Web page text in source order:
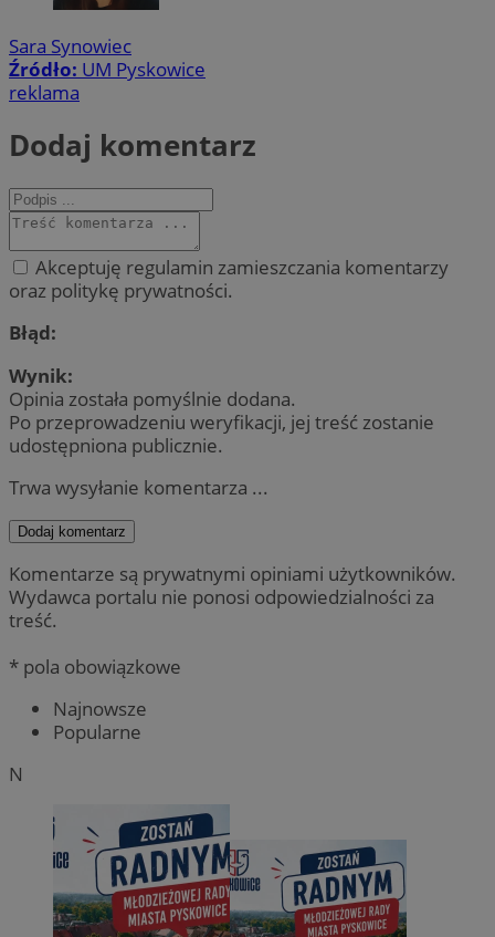
Sara Synowiec
Źródło: UM Pyskowice
reklama
Dodaj komentarz
Akceptuję regulamin zamieszczania komentarzy
oraz politykę prywatności.
Błąd:
Wynik:
Opinia została pomyślnie dodana.
Po przeprowadzeniu weryfikacji, jej treść zostanie
udostępniona publicznie.
Trwa wysyłanie komentarza ...
Dodaj komentarz
Komentarze są prywatnymi opiniami użytkowników.
Wydawca portalu nie ponosi odpowiedzialności za
treść.
* pola obowiązkowe
Najnowsze
Popularne
N